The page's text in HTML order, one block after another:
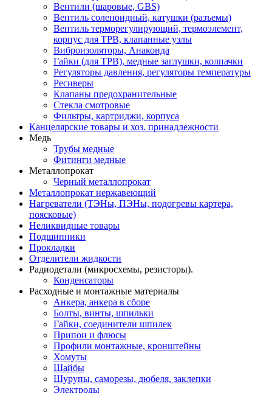
Вентили (шаровые, GBS)
Вентиль соленоидный, катушки (разъемы)
Вентиль терморегулирующий, термоэлемент,
корпус для ТРВ, клапанные узлы
Виброизоляторы, Анаконда
Гайки (для ТРВ), медные заглушки, колпачки
Регуляторы давления, регуляторы температуры
Ресиверы
Клапаны предохранительные
Стекла смотровые
Фильтры, картриджи, корпуса
Канцелярские товары и хоз. принадлежности
Медь
Трубы медные
Фитинги медные
Металлопрокат
Черный металлопрокат
Металлопрокат нержавеющий
Нагреватели (ТЭНы, ПЭНы, подогревы картера,
поясковые)
Неликвидные товары
Подшипники
Прокладки
Отделители жидкости
Радиодетали (микросхемы, резисторы).
Конденсаторы
Расходные и монтажные материалы
Анкера, анкера в сборе
Болты, винты, шпильки
Гайки, соединители шпилек
Припои и флюсы
Профили монтажные, кронштейны
Хомуты
Шайбы
Шурупы, саморезы, дюбеля, заклепки
Электроды